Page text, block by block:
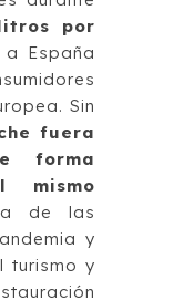
por
España
Sin
fuera
forma
mismo
de las
y
turismo y